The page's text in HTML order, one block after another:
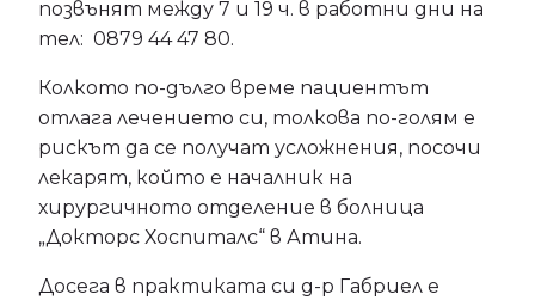
позвънят между 7 и 19 ч. в работни дни на
тел: 0879 44 47 80.
Колкото по-дълго време пациентът
отлага лечението си, толкова по-голям е
рискът да се получат усложнения, посочи
лекарят, който е началник на
хирургичното отделение в болница
„Докторс Хоспиталс“ в Атина.
Досега в практиката си д-р Габриел е